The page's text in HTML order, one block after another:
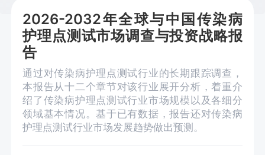
2026-2032年全球与中国传染病
护理点测试市场调查与投资战略报
告
通过对传染病护理点测试行业的长期跟踪调查，
本报告从十二个章节对该行业展开分析，着重介
绍了传染病护理点测试行业市场规模以及各细分
领域基本情况。基于已有数据，报告还对传染病
护理点测试行业市场发展趋势做出预测。